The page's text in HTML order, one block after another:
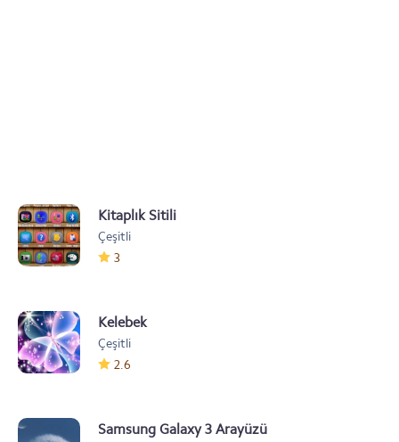
Kitaplık Sitili
Çeşitli
3
Kelebek
Çeşitli
2.6
Samsung Galaxy 3 Arayüzü